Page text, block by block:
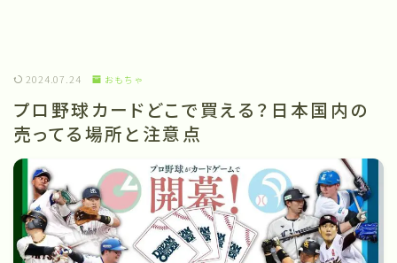
2024.07.24 おもちゃ
プロ野球カードどこで買える？日本国内の
売ってる場所と注意点